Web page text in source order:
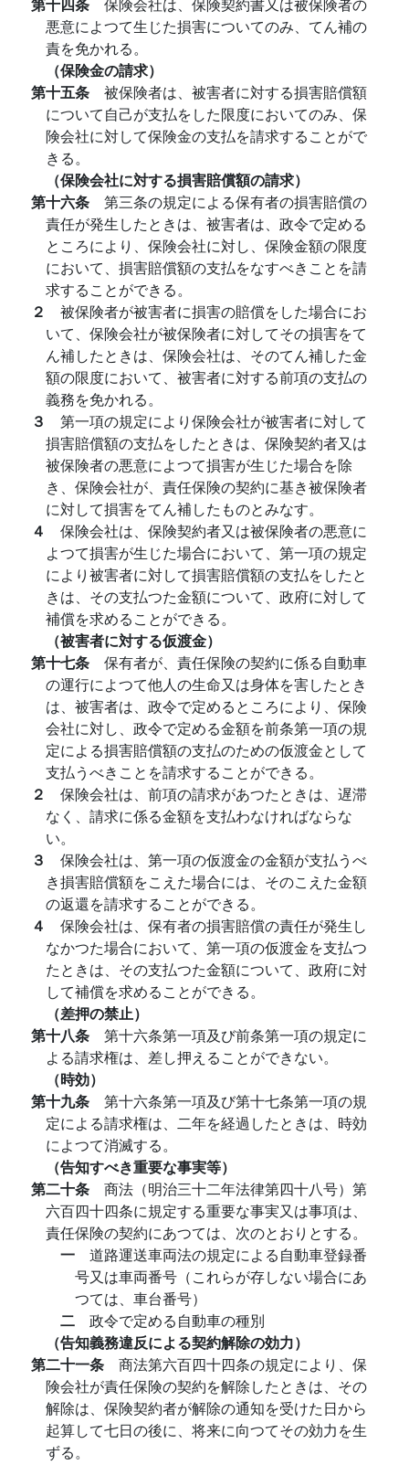
悪意によつて生じた損害についてのみ、てん補の
責を免かれる。
（保険金の請求）
第十五条 被保険者は、被害者に対する損害賠償額
について自己が支払をした限度においてのみ、保
険会社に対して保険金の支払を請求することがで
きる。
（保険会社に対する損害賠償額の請求）
第十六条 第三条の規定による保有者の損害賠償の
責任が発生したときは、被害者は、政令で定める
ところにより、保険会社に対し、保険金額の限度
において、損害賠償額の支払をなすべきことを請
求することができる。
２ 被保険者が被害者に損害の賠償をした場合にお
いて、保険会社が被保険者に対してその損害をて
ん補したときは、保険会社は、そのてん補した金
額の限度において、被害者に対する前項の支払の
義務を免かれる。
３ 第一項の規定により保険会社が被害者に対して
損害賠償額の支払をしたときは、保険契約者又は
被保険者の悪意によつて損害が生じた場合を除
き、保険会社が、責任保険の契約に基き被保険者
に対して損害をてん補したものとみなす。
４ 保険会社は、保険契約者又は被保険者の悪意に
よつて損害が生じた場合において、第一項の規定
により被害者に対して損害賠償額の支払をしたと
きは、その支払つた金額について、政府に対して
補償を求めることができる。
（被害者に対する仮渡金）
第十七条 保有者が、責任保険の契約に係る自動車
の運行によつて他人の生命又は身体を害したとき
は、被害者は、政令で定めるところにより、保険
会社に対し、政令で定める金額を前条第一項の規
定による損害賠償額の支払のための仮渡金として
支払うべきことを請求することができる。
２ 保険会社は、前項の請求があつたときは、遅滞
なく、請求に係る金額を支払わなければならな
い。
３ 保険会社は、第一項の仮渡金の金額が支払うべ
き損害賠償額をこえた場合には、そのこえた金額
の返還を請求することができる。
４ 保険会社は、保有者の損害賠償の責任が発生し
なかつた場合において、第一項の仮渡金を支払つ
たときは、その支払つた金額について、政府に対
して補償を求めることができる。
（差押の禁止）
第十八条 第十六条第一項及び前条第一項の規定に
よる請求権は、差し押えることができない。
（時効）
第十九条 第十六条第一項及び第十七条第一項の規
定による請求権は、二年を経過したときは、時効
によつて消滅する。
（告知すべき重要な事実等）
第二十条 商法（明治三十二年法律第四十八号）第
六百四十四条に規定する重要な事実又は事項は、
責任保険の契約にあつては、次のとおりとする。
一 道路運送車両法の規定による自動車登録番
号又は車両番号（これらが存しない場合にあ
つては、車台番号）
二 政令で定める自動車の種別
（告知義務違反による契約解除の効力）
第二十一条 商法第六百四十四条の規定により、保
険会社が責任保険の契約を解除したときは、その
解除は、保険契約者が解除の通知を受けた日から
起算して七日の後に、将来に向つてその効力を生
ずる。